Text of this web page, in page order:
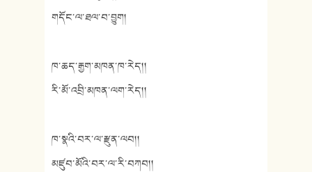
གདོང་ལ་ཐལ་བ་བྱུག།
ཁ་ཆད་རྒྱག་མཁན་ཁ་རེད།།
རི་མོ་འབྲི་མཁན་ལག་རེད།།
ཁ་སྣའི་བར་ལ་རྫུན་ལབ།།
མཛུབ་མོའི་བར་ལ་རི་བཀབ།།